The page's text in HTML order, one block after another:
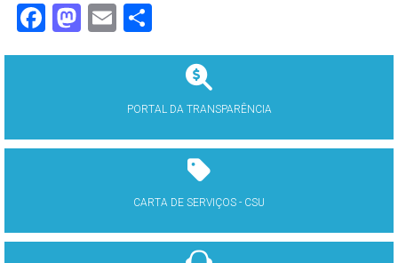
Facebook
Mastodon
Email
PORTAL DA TRANSPARÊNCIA
CARTA DE SERVIÇOS - CSU